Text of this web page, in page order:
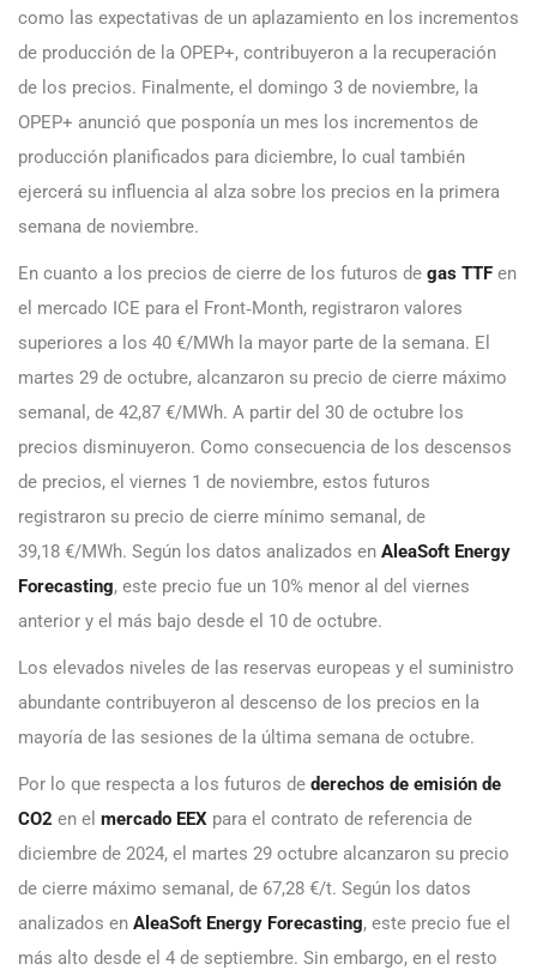
como las expectativas de un aplazamiento en los incrementos
de producción de la OPEP+, contribuyeron a la recuperación
de los precios. Finalmente, el domingo 3 de noviembre, la
OPEP+ anunció que posponía un mes los incrementos de
producción planificados para diciembre, lo cual también
ejercerá su influencia al alza sobre los precios en la primera
semana de noviembre.
En cuanto a los precios de cierre de los futuros de gas TTF en
el mercado ICE para el Front‑Month, registraron valores
superiores a los 40 €/MWh la mayor parte de la semana. El
martes 29 de octubre, alcanzaron su precio de cierre máximo
semanal, de 42,87 €/MWh. A partir del 30 de octubre los
precios disminuyeron. Como consecuencia de los descensos
de precios, el viernes 1 de noviembre, estos futuros
registraron su precio de cierre mínimo semanal, de
39,18 €/MWh. Según los datos analizados en AleaSoft Energy
Forecasting, este precio fue un 10% menor al del viernes
anterior y el más bajo desde el 10 de octubre.
Los elevados niveles de las reservas europeas y el suministro
abundante contribuyeron al descenso de los precios en la
mayoría de las sesiones de la última semana de octubre.
Por lo que respecta a los futuros de derechos de emisión de
CO2 en el mercado EEX para el contrato de referencia de
diciembre de 2024, el martes 29 octubre alcanzaron su precio
de cierre máximo semanal, de 67,28 €/t. Según los datos
analizados en AleaSoft Energy Forecasting, este precio fue el
más alto desde el 4 de septiembre. Sin embargo, en el resto